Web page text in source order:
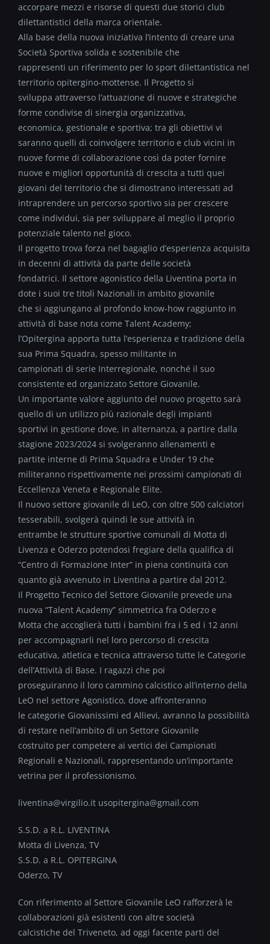
accorpare mezzi e risorse di questi due storici club
dilettantistici della marca orientale.
Alla base della nuova iniziativa l’intento di creare una
Società Sportiva solida e sostenibile che
rappresenti un riferimento per lo sport dilettantistica nel
territorio opitergino-mottense. Il Progetto si
sviluppa attraverso l’attuazione di nuove e strategiche
forme condivise di sinergia organizzativa,
economica, gestionale e sportiva; tra gli obiettivi vi
saranno quelli di coinvolgere territorio e club vicini in
nuove forme di collaborazione così da poter fornire
nuove e migliori opportunità di crescita a tutti quei
giovani del territorio che si dimostrano interessati ad
intraprendere un percorso sportivo sia per crescere
come individui, sia per sviluppare al meglio il proprio
potenziale talento nel gioco.
Il progetto trova forza nel bagaglio d’esperienza acquisita
in decenni di attività da parte delle società
fondatrici. Il settore agonistico della Liventina porta in
dote i suoi tre titoli Nazionali in ambito giovanile
che si aggiungano al profondo know-how raggiunto in
attività di base nota come Talent Academy;
l’Opitergina apporta tutta l’esperienza e tradizione della
sua Prima Squadra, spesso militante in
campionati di serie Interregionale, nonché il suo
consistente ed organizzato Settore Giovanile.
Un importante valore aggiunto del nuovo progetto sarà
quello di un utilizzo più razionale degli impianti
sportivi in gestione dove, in alternanza, a partire dalla
stagione 2023/2024 si svolgeranno allenamenti e
partite interne di Prima Squadra e Under 19 che
militeranno rispettivamente nei prossimi campionati di
Eccellenza Veneta e Regionale Elite.
Il nuovo settore giovanile di LeO, con oltre 500 calciatori
tesserabili, svolgerà quindi le sue attività in
entrambe le strutture sportive comunali di Motta di
Livenza e Oderzo potendosi fregiare della qualifica di
“Centro di Formazione Inter” in piena continuità con
quanto già avvenuto in Liventina a partire dal 2012.
Il Progetto Tecnico del Settore Giovanile prevede una
nuova “Talent Academy” simmetrica fra Oderzo e
Motta che accoglierà tutti i bambini fra i 5 ed i 12 anni
per accompagnarli nel loro percorso di crescita
educativa, atletica e tecnica attraverso tutte le Categorie
dell’Attività di Base. I ragazzi che poi
proseguiranno il loro cammino calcistico all’interno della
LeO nel settore Agonistico, dove affronteranno
le categorie Giovanissimi ed Allievi, avranno la possibilità
di restare nell’ambito di un Settore Giovanile
costruito per competere ai vertici dei Campionati
Regionali e Nazionali, rappresentando un’importante
vetrina per il professionismo.
liventina@virgilio.it usopitergina@gmail.com
S.S.D. a R.L. LIVENTINA
Motta di Livenza, TV
S.S.D. a R.L. OPITERGINA
Oderzo, TV
Con riferimento al Settore Giovanile LeO rafforzerà le
collaborazioni già esistenti con altre società
calcistiche del Triveneto, ad oggi facente parti del